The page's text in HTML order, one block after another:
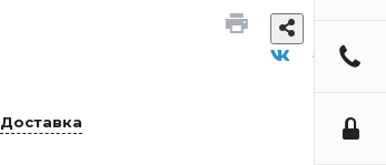
Доставка